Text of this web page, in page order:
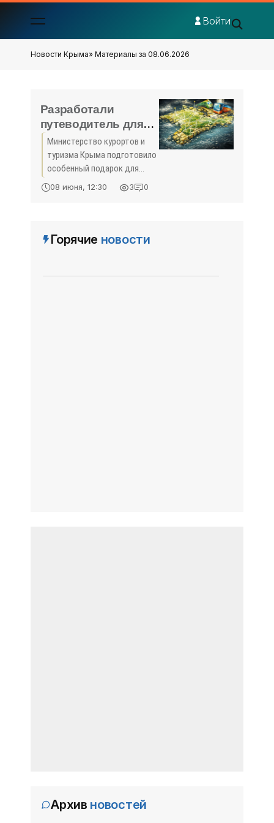
Войти
Новости Крыма» Материалы за 08.06.2026
Разработали
путеводитель для
детей - «Туризм
Крыма»
Министерство курортов и
туризма Крыма подготовило
особенный подарок для
юных путешественников и
их родителей - семейный
08 июня, 12:30 3 0
Горячие новости
Архив новостей